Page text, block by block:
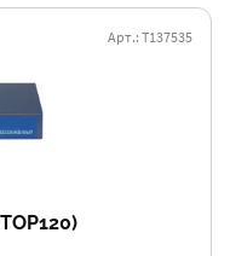
Арт.: Т137535